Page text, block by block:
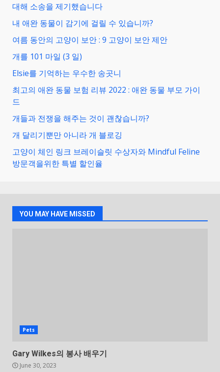
대해 소송을 제기했습니다
내 애완 동물이 감기에 걸릴 수 있습니까?
여름 동안의 고양이 보안 : 9 고양이 보안 제안
개를 101 마일 (3 일)
Elsie를 기억하는 우수한 송곳니
최고의 애완 동물 보험 리뷰 2022 : 애완 동물 부모 가이
드
개들과 전쟁을 해주는 것이 괜찮습니까?
개 달리기뿐만 아니라 개 블로깅
고양이 체인 링크 브레이슬릿 수상자와 Mindful Feline
방문객을위한 특별 할인율
YOU MAY HAVE MISSED
Pets
Gary Wilkes의 봉사 배우기
June 30, 2023